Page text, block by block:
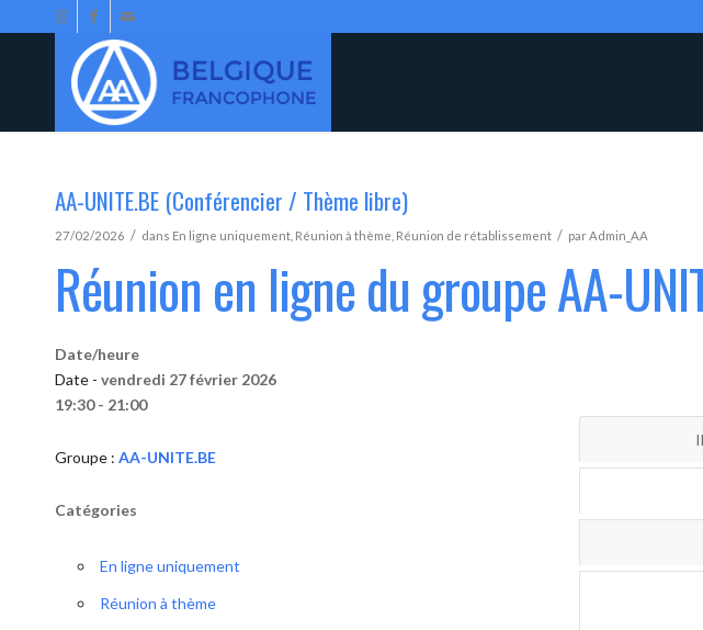
AA-UNITE.BE (Conférencier / Thème libre)
27/02/2026 / dans En ligne uniquement Réunion à thème Réunion de rétablissement / parAdmin_AA
Réunion en ligne du groupe AA-
Date/heure
Date - vendredi 27 février 2026
19:30 - 21:00
Groupe : AA-UNITE.BE
Catégories
En ligne uniquement
Réunion à thème